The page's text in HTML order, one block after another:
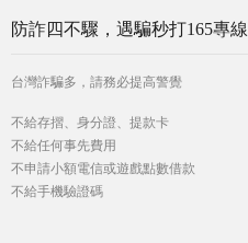
防詐四不驟，遇騙秒打165專線
台灣詐騙多，請務必提高警覺
不給存摺、身分證、提款卡
不給任何事先費用
不申請小額電信或遊戲點數借款
不給手機驗證碼